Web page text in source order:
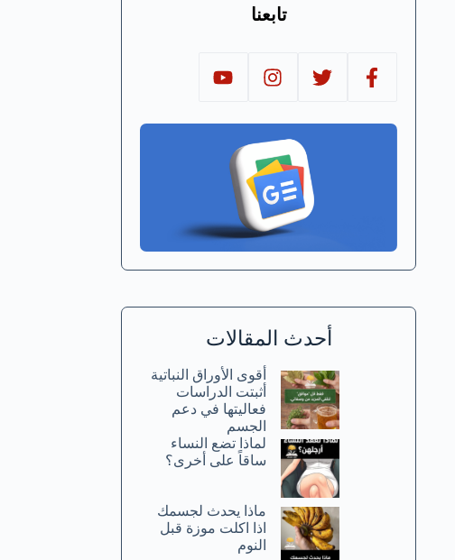
تابعنا
أحدث المقالات
أقوى الأوراق النباتية
أثبتت الدراسات
فعاليتها في دعم
الجسم
لماذا تضع النساء
ساقاً على أخرى؟
ماذا يحدث لجسمك
اذا اكلت موزة قبل
النوم